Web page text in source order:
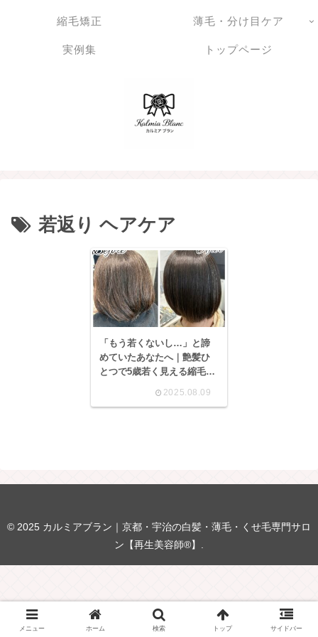
縮毛矯正 薄毛・分け目ケア
実例集 トップページ
若返り ヘアケア
「もう若くないし…」と諦
めていたあなたへ｜艶髪ひ
とつで5歳若く見える縮毛矯
2025.08.09
© 2025 カルミアブラン｜京都・宇治の白髪・薄毛・くせ毛専門サロ
ン【再生美容師®】.
メニュー ホーム 検索 トップ サイドバー